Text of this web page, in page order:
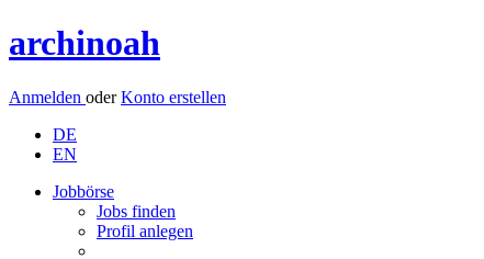
archinoah
Anmelden oderKonto erstellen
DE
EN
Jobbörse
Jobs finden
Profil anlegen